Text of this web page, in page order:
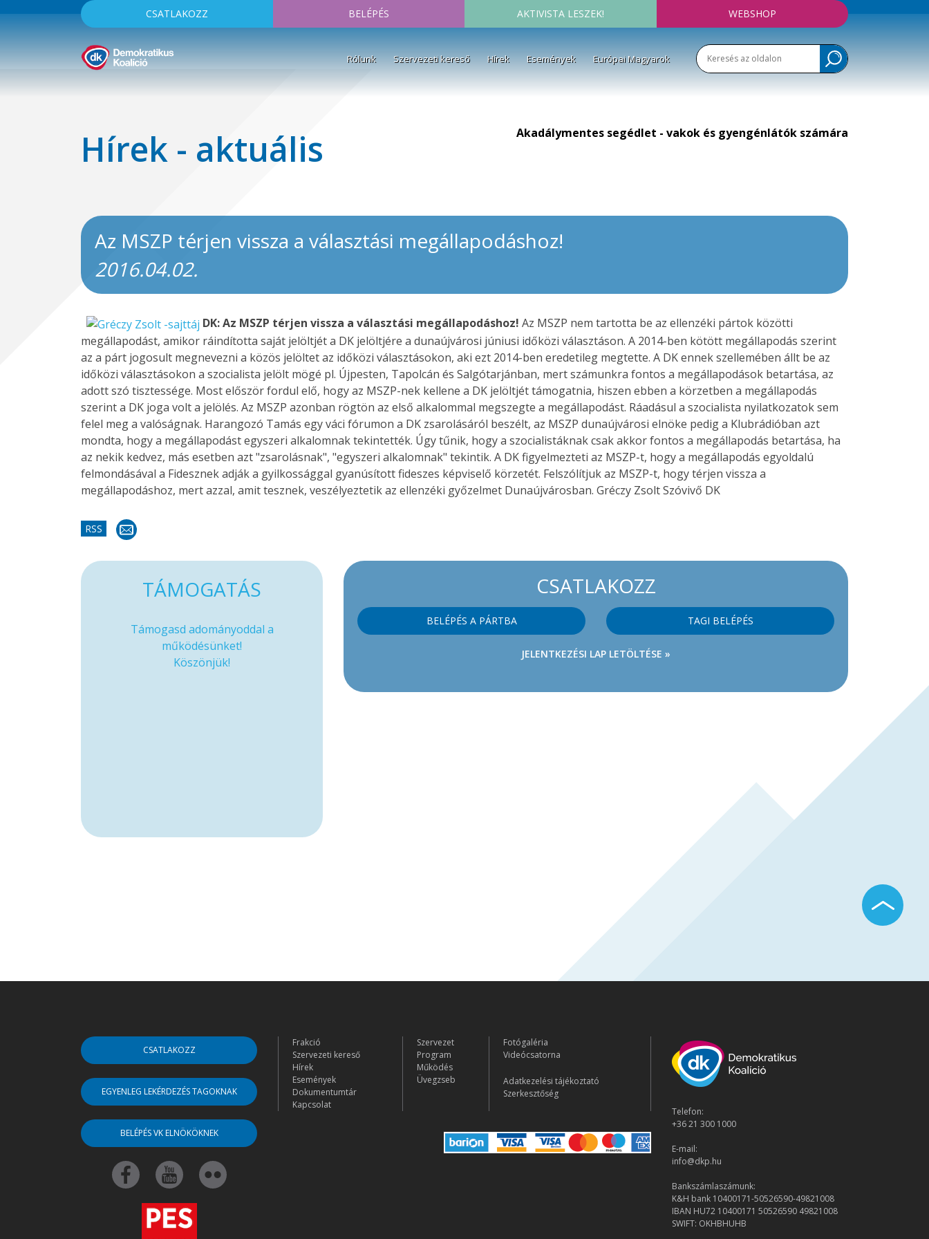
CSATLAKOZZ BELÉPÉS AKTIVISTA LESZEK! WEBSHOP
Rólunk Szervezeti kereső Hírek Események Európai Magyarok
Hírek - aktuális Akadálymentes segédlet - vakok és gyengénlátók számára
Az MSZP térjen vissza a választási megállapodáshoz!
2016.04.02.
DK: Az MSZP térjen vissza a választási megállapodáshoz! Az MSZP nem tartotta be az ellenzéki pártok közötti
megállapodást, amikor ráindította saját jelöltjét a DK jelöltjére a dunaújvárosi júniusi időközi választáson. A 2014-ben kötött megállapodás szerint
az a párt jogosult megnevezni a közös jelöltet az időközi választásokon, aki ezt 2014-ben eredetileg megtette. A DK ennek szellemében állt be az
időközi választásokon a szocialista jelölt mögé pl. Újpesten, Tapolcán és Salgótarjánban, mert számunkra fontos a megállapodások betartása, az
adott szó tisztessége. Most először fordul elő, hogy az MSZP-nek kellene a DK jelöltjét támogatnia, hiszen ebben a körzetben a megállapodás
szerint a DK joga volt a jelölés. Az MSZP azonban rögtön az első alkalommal megszegte a megállapodást. Ráadásul a szocialista nyilatkozatok sem
felel meg a valóságnak. Harangozó Tamás egy váci fórumon a DK zsarolásáról beszélt, az MSZP dunaújvárosi elnöke pedig a Klubrádióban azt
mondta, hogy a megállapodást egyszeri alkalomnak tekintették. Úgy tűnik, hogy a szocialistáknak csak akkor fontos a megállapodás betartása, ha
az nekik kedvez, más esetben azt "zsarolásnak", "egyszeri alkalomnak" tekintik. A DK figyelmezteti az MSZP-t, hogy a megállapodás egyoldalú
felmondásával a Fidesznek adják a gyilkossággal gyanúsított fideszes képviselő körzetét. Felszólítjuk az MSZP-t, hogy térjen vissza a
megállapodáshoz, mert azzal, amit tesznek, veszélyeztetik az ellenzéki győzelmet Dunaújvárosban. Gréczy Zsolt Szóvivő DK
RSS
CSATLAKOZZ
BELÉPÉS A PÁRTBA TAGI BELÉPÉS
JELENTKEZÉSI LAP LETÖLTÉSE »
TÁMOGATÁS
Támogasd adományoddal a
működésünket!
Köszönjük!
CSATLAKOZZ
EGYENLEG LEKÉRDEZÉS TAGOKNAK
BELÉPÉS VK ELNÖKÖKNEK
Frakció
Szervezeti kereső
Hírek
Események
Dokumentumtár
Kapcsolat
Szervezet
Program
Működés
Üvegzseb
Fotógaléria
Videócsatorna
Adatkezelési tájékoztató
Szerkesztőség
Telefon:
+36 21 300 1000
E-mail:
info@dkp.hu
Bankszámlaszámunk:
K&H bank 10400171-50526590-49821008
IBAN HU72 10400171 50526590 49821008
SWIFT: OKHBHUHB